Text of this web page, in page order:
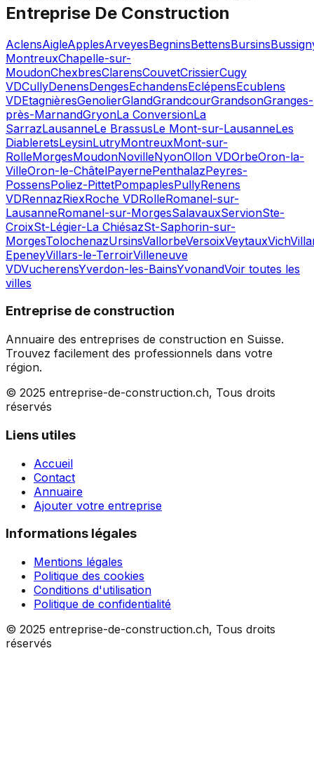
Entreprise De Construction
AclensAigleApplesArveyesBegninsBettensBursins
MontreuxChapelle-sur-
MoudonChexbresClarensCouvetCrissierCugy
VDCullyDenensDengesEchandensEclépensEcublens
VDEtagnièresGenolierGlandGrandcourGrandsonGranges-
près-MarnandGryonLa ConversionLa
SarrazLausanneLe BrassusLe Mont-sur-LausanneLes
DiableretsLeysinLutryMontreuxMont-sur-
RolleMorgesMoudonNovilleNyonOllon VDOrbeOron-la-
VilleOron-le-ChâtelPayernePenthalazPeyres-
PossensPoliez-PittetPompaplesPullyRenens
VDRennazRiexRoche VDRolleRomanel-sur-
LausanneRomanel-sur-MorgesSalavauxServionSte-
CroixSt-Légier-La ChiésazSt-Saphorin-sur-
MorgesTolochenazUrsinsVallorbeVersoixVeytauxVich
EpeneyVillars-le-TerroirVilleneuve
VDVucherensYverdon-les-BainsYvonandVoir toutes les
villes
Entreprise de construction
Annuaire des entreprises de construction en Suisse.
Trouvez facilement des professionnels dans votre
région.
© 2025 entreprise-de-construction.ch, Tous droits
réservés
Liens utiles
Accueil
Contact
Annuaire
Ajouter votre entreprise
Informations légales
Mentions légales
Politique des cookies
Conditions d'utilisation
Politique de confidentialité
© 2025 entreprise-de-construction.ch, Tous droits
réservés